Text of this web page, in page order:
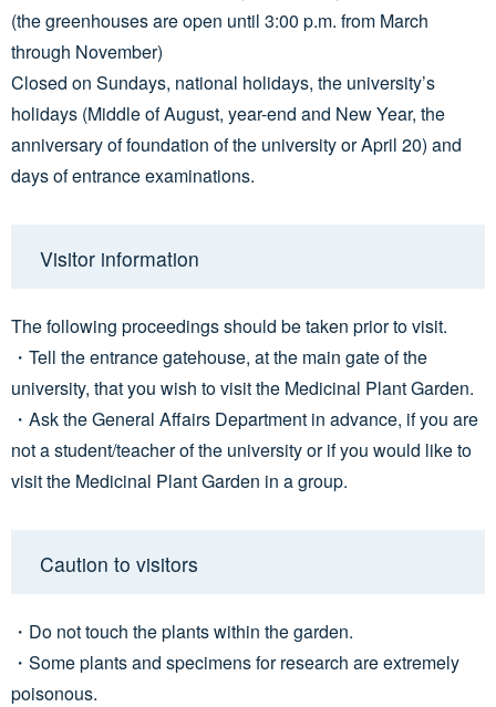
(the greenhouses are open until 3:00 p.m. from March
through November)
Closed on Sundays, national holidays, the university’s
holidays (Middle of August, year-end and New Year, the
anniversary of foundation of the university or April 20) and
days of entrance examinations.
Visitor information
The following proceedings should be taken prior to visit.
・Tell the entrance gatehouse, at the main gate of the
university, that you wish to visit the Medicinal Plant Garden.
・Ask the General Affairs Department in advance, if you are
not a student/teacher of the university or if you would like to
visit the Medicinal Plant Garden in a group.
Caution to visitors
・Do not touch the plants within the garden.
・Some plants and specimens for research are extremely
poisonous.